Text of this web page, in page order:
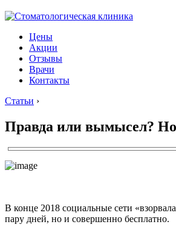
Цены
Акции
Отзывы
Врачи
Контакты
Статьи ›
Правда или вымысел?
В конце 2018 социальные сети
пару дней, но и совершенно бесплатно.